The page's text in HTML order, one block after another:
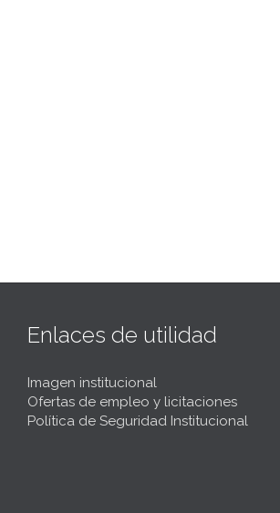
Enlaces de utilidad
Imagen institucional
Ofertas de empleo y licitaciones
Política de Seguridad Institucional